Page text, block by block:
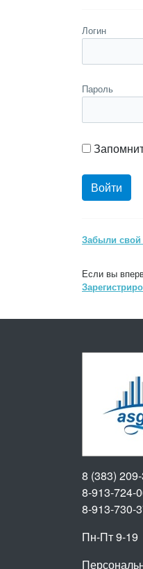
Логин
Пароль
Забыли свой
Если вы
8 (383)
8-913-724-
8-913-730-
Пн-Пт 9-19